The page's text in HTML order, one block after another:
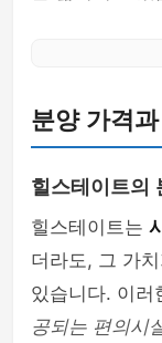
분양 가격
힐스테이트의
힐스테이트는
더라도, 그 가
있습니다. 이러
공되는 편의시